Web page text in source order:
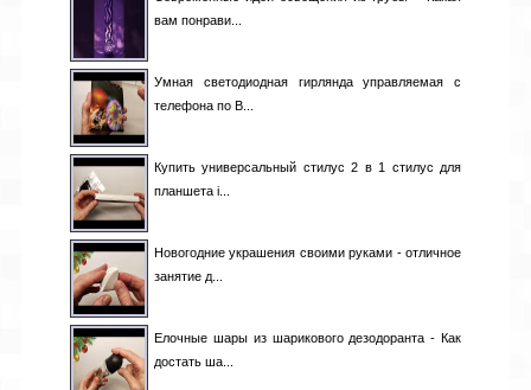
вам понрави...
Умная светодиодная гирлянда управляемая с
телефона по B...
Купить универсальный стилус 2 в 1 стилус для
планшета i...
Новогодние украшения своими руками - отличное
занятие д...
Елочные шары из шарикового дезодоранта - Как
достать ша...